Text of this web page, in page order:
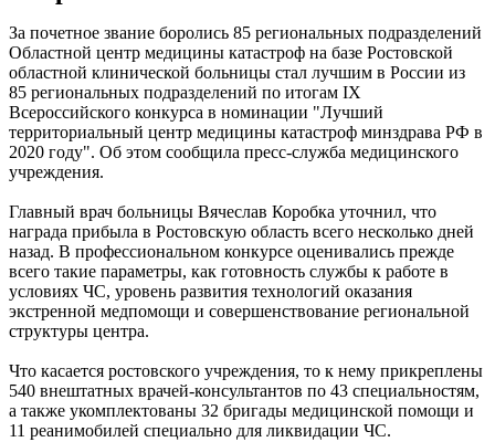
За почетное звание боролись 85 региональных подразделений
Областной центр медицины катастроф на базе Ростовской
областной клинической больницы стал лучшим в России из
85 региональных подразделений по итогам IX
Всероссийского конкурса в номинации "Лучший
территориальный центр медицины катастроф минздрава РФ в
2020 году". Об этом сообщила пресс-служба медицинского
учреждения.
Главный врач больницы Вячеслав Коробка уточнил, что
награда прибыла в Ростовскую область всего несколько дней
назад. В профессиональном конкурсе оценивались прежде
всего такие параметры, как готовность службы к работе в
условиях ЧС, уровень развития технологий оказания
экстренной медпомощи и совершенствование региональной
структуры центра.
Что касается ростовского учреждения, то к нему прикреплены
540 внештатных врачей-консультантов по 43 специальностям,
а также укомплектованы 32 бригады медицинской помощи и
11 реанимобилей специально для ликвидации ЧС.